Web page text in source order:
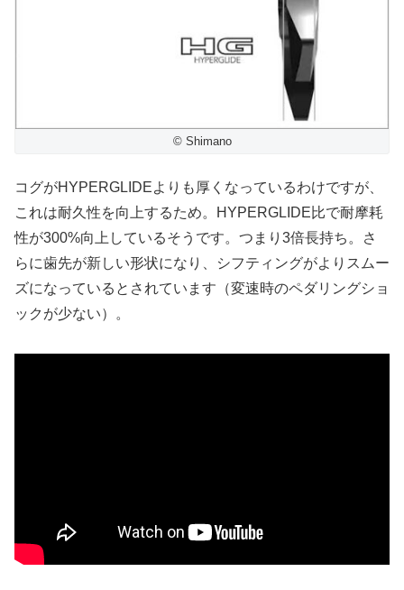
© Shimano
コグがHYPERGLIDEよりも厚くなっているわけですが、
これは耐久性を向上するため。HYPERGLIDE比で耐摩耗
性が300%向上しているそうです。つまり3倍長持ち。さ
らに歯先が新しい形状になり、シフティングがよりスムー
ズになっているとされています（変速時のペダリングショ
ックが少ない）。